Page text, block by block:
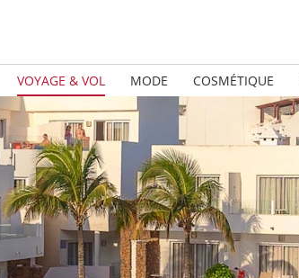
VOYAGE & VOL MODE COSMÉTIQUE